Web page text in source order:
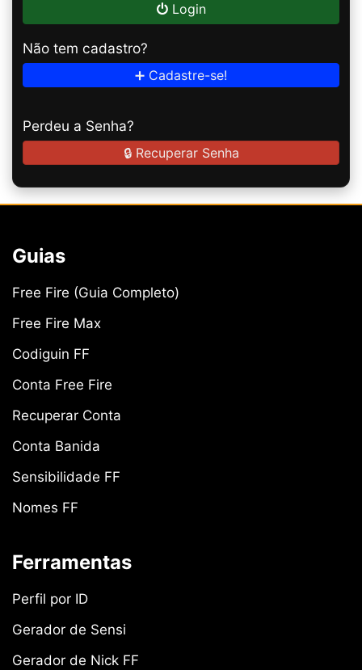
Login
Não tem cadastro?
➕ Cadastre-se!
Perdeu a Senha?
🔒 Recuperar Senha
Guias
Free Fire (Guia Completo)
Free Fire Max
Codiguin FF
Conta Free Fire
Recuperar Conta
Conta Banida
Sensibilidade FF
Nomes FF
Ferramentas
Perfil por ID
Gerador de Sensi
Gerador de Nick FF